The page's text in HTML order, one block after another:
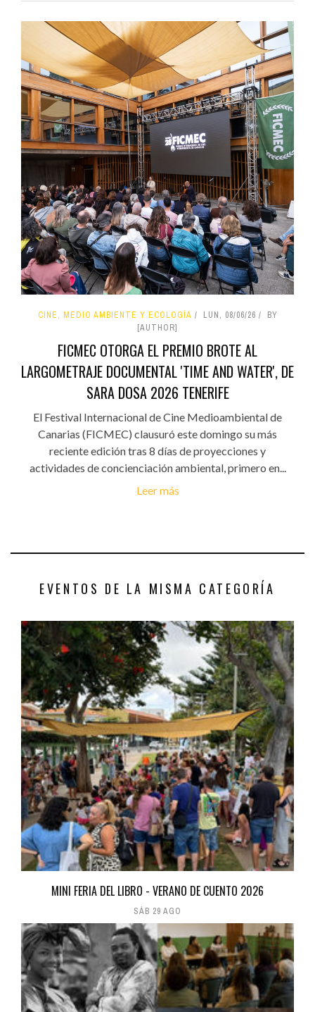
CINE, MEDIO AMBIENTE Y ECOLOGÍA LUN, 08/06/26
BY
[AUTHOR]
FICMEC OTORGA EL PREMIO BROTE AL
LARGOMETRAJE DOCUMENTAL 'TIME AND WATER', DE
SARA DOSA 2026 TENERIFE
El Festival Internacional de Cine Medioambiental de
Canarias (FICMEC) clausuró este domingo su más
reciente edición tras 8 días de proyecciones y
actividades de concienciación ambiental, primero en...
Leer más
EVENTOS DE LA MISMA CATEGORÍA
MINI FERIA DEL LIBRO - VERANO DE CUENTO 2026
SÁB 29 AGO